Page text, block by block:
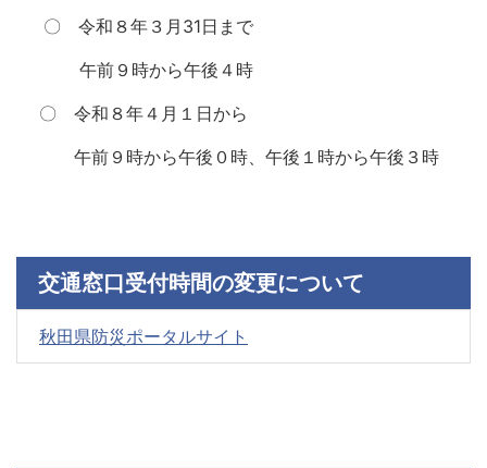
〇 令和８年３月31日まで
午前９時から午後４時
〇 令和８年４月１日から
午前９時から午後０時、午後１時から午後３時
交通窓口受付時間の変更について
秋田県防災ポータルサイト